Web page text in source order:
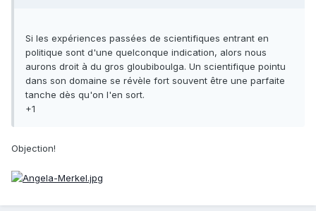
Si les expériences passées de scientifiques entrant en
politique sont d'une quelconque indication, alors nous
aurons droit à du gros gloubiboulga. Un scientifique pointu
dans son domaine se révèle fort souvent être une parfaite
tanche dès qu'on l'en sort.
+1
Objection!